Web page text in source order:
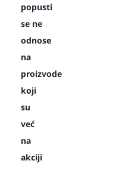
popusti
se ne
odnose
na
proizvode
koji
su
već
na
akciji